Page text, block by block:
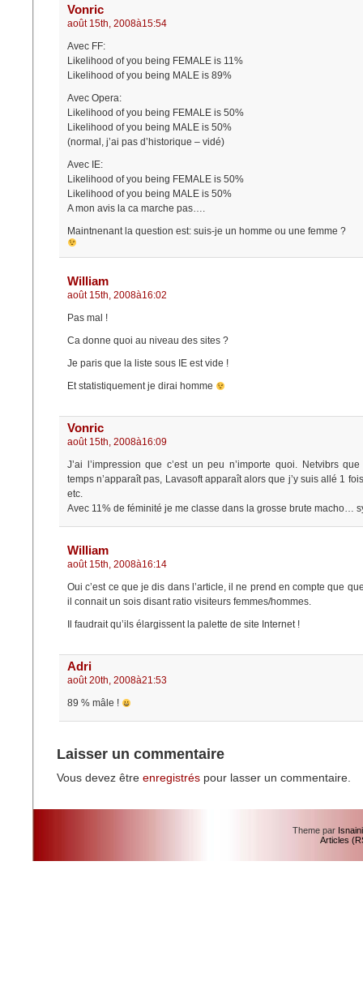
Vonric
août 15th, 2008à15:54
Avec FF:
Likelihood of you being FEMALE is 11%
Likelihood of you being MALE is 89%
Avec Opera:
Likelihood of you being FEMALE is 50%
Likelihood of you being MALE is 50%
(normal, j’ai pas d’historique – vidé)
Avec IE:
Likelihood of you being FEMALE is 50%
Likelihood of you being MALE is 50%
A mon avis la ca marche pas….
Maintnenant la question est: suis-je un homme ou une femme ?
William
août 15th, 2008à16:02
Pas mal !
Ca donne quoi au niveau des sites ?
Je paris que la liste sous IE est vide !
Et statistiquement je dirai homme
Vonric
août 15th, 2008à16:09
J’ai l’impression que c’est un peu n’importe quoi. Netvibrs
temps n’apparaît pas, Lavasoft apparaît alors que j’y suis allé 1
etc.
Avec 11% de féminité je me classe dans la grosse brute macho…
William
août 15th, 2008à16:14
Oui c’est ce que je dis dans l’article, il ne prend en compte que
il connait un sois disant ratio visiteurs femmes/hommes.
Il faudrait qu’ils élargissent la palette de site Internet !
Adri
août 20th, 2008à21:53
89 % mâle !
Laisser un commentaire
Vous devez être enregistrés pour lasser un commentaire.
Theme par
Articles